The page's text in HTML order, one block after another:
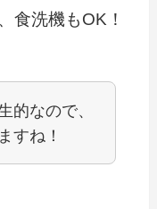
食洗機もOK！
的なので、
すね！